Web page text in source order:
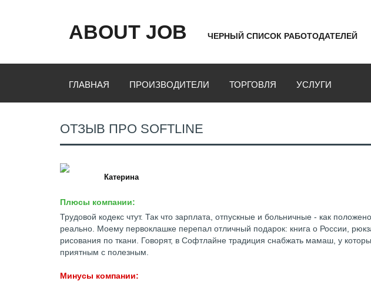
ABOUT JOB ЧЕРНЫЙ СПИСОК РАБОТОДАТЕЛЕЙ
ГЛАВНАЯ ПРОИЗВОДИТЕЛИ ТОРГОВЛЯ УСЛУГИ
ОТЗЫВ ПРО SOFTLINE
Катерина
Плюсы компании:
Трудовой кодекс чтут. Так что зарплата, отпускные и больничные - как
реально. Моему первоклашке перепал отличный подарок: книга о России,
рисования по ткани. Говорят, в Софтлайне традиция снабжать мамаш, у
приятным с полезным.
Минусы компании: